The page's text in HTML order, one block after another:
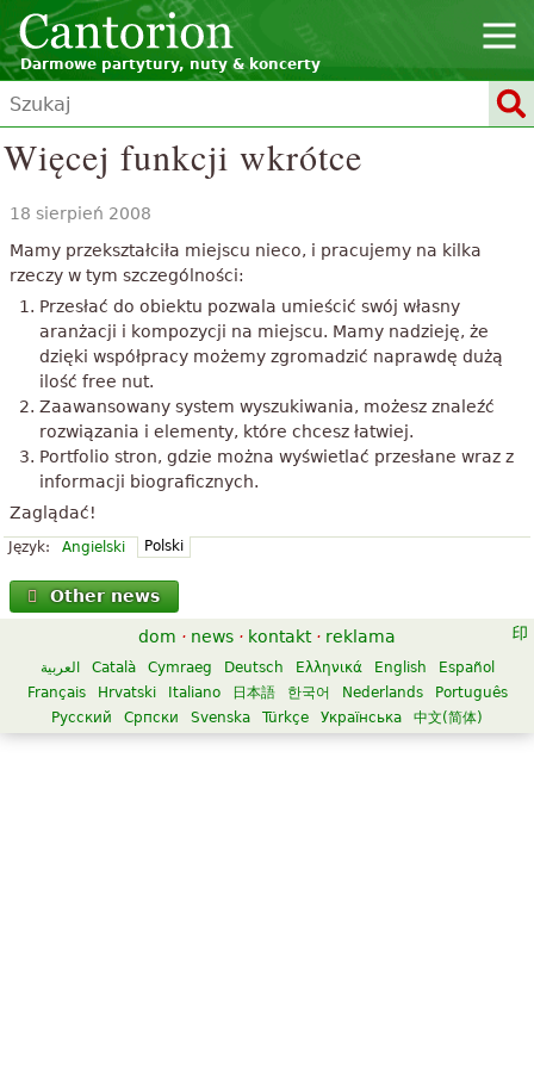
Darmowe partytury, nuty & koncerty
Więcej funkcji wkrótce
18 sierpień 2008
Mamy przekształciła miejscu nieco, i pracujemy na kilka
rzeczy w tym szczególności:
Przesłać do obiektu pozwala umieścić swój własny
aranżacji i kompozycji na miejscu. Mamy nadzieję, że
dzięki współpracy możemy zgromadzić naprawdę dużą
ilość free nut.
Zaawansowany system wyszukiwania, możesz znaleźć
rozwiązania i elementy, które chcesz łatwiej.
Portfolio stron, gdzie można wyświetlać przesłane wraz z
informacji biograficznych.
Zaglądać!
Język: Angielski Polski
Other news
dom · news · kontakt · reklama
العربية Català Cymraeg Deutsch Ελληνικά English
Español
Français
Hrvatski Italiano 日本語 한국어 Nederlands
Português
Русский
Српски Svenska Türkçe Українська 中文(简体)